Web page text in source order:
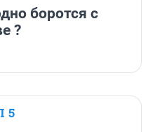
боротся с
?
5